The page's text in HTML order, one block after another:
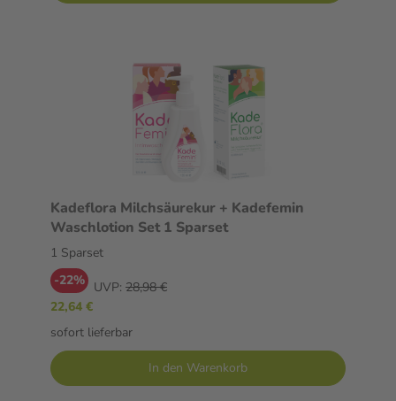
Kadeflora Milchsäurekur + Kadefemin
Waschlotion Set 1 Sparset
1 Sparset
-22% UVP: 28,98 €
22,64 €
sofort lieferbar
In den Warenkorb